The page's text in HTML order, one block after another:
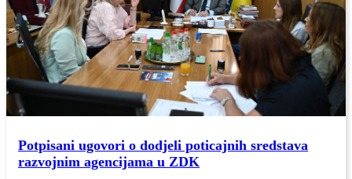
Potpisani ugovori o dodjeli poticajnih sredstava
razvojnim agencijama u ZDK